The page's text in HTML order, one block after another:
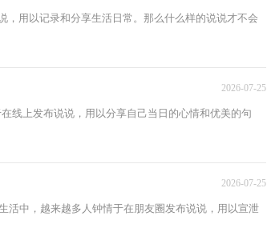
用以记录和分享生活日常。那么什么样的说说才不会
2026-07-25
线上发布说说，用以分享自己当日的心情和优美的句
2026-07-25
活中，越来越多人钟情于在朋友圈发布说说，用以宣泄